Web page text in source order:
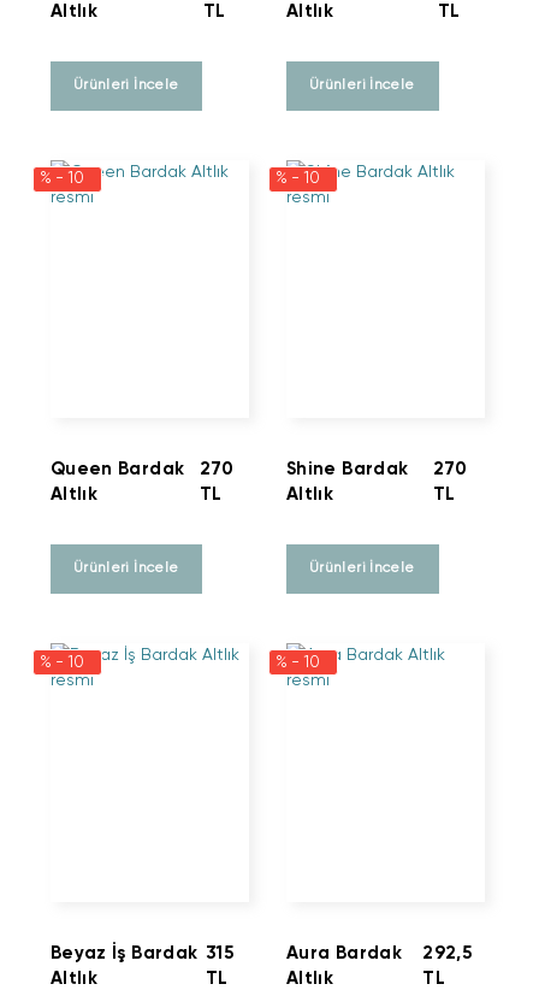
Altlık
TL
Ürünleri İncele
Altlık
TL
Ürünleri İncele
% - 10
Queen Bardak
Altlık
270
TL
Ürünleri İncele
% - 10
Shine Bardak
Altlık
270
TL
Ürünleri İncele
% - 10
Beyaz İş Bardak
Altlık
315
TL
% - 10
Aura Bardak
Altlık
292,5
TL